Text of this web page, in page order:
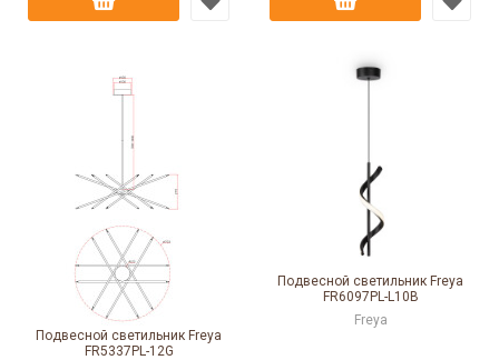
Подвесной светильник Freya
FR5337PL-12G
Подвесной светильник Freya
FR6097PL-L10B
Freya